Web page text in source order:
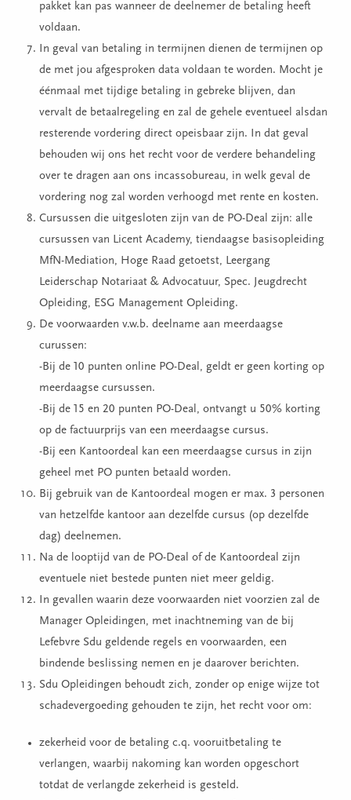
pakket kan pas wanneer de deelnemer de betaling heeft
voldaan.
In geval van betaling in termijnen dienen de termijnen op
de met jou afgesproken data voldaan te worden. Mocht je
éénmaal met tijdige betaling in gebreke blijven, dan
vervalt de betaalregeling en zal de gehele eventueel alsdan
resterende vordering direct opeisbaar zijn. In dat geval
behouden wij ons het recht voor de verdere behandeling
over te dragen aan ons incassobureau, in welk geval de
vordering nog zal worden verhoogd met rente en kosten.
Cursussen die uitgesloten zijn van de PO-Deal zijn: alle
cursussen van Licent Academy, tiendaagse basisopleiding
MfN-Mediation, Hoge Raad getoetst, Leergang
Leiderschap Notariaat & Advocatuur, Spec. Jeugdrecht
Opleiding, ESG Management Opleiding.
De voorwaarden v.w.b. deelname aan meerdaagse
curussen:
-Bij de 10 punten online PO-Deal, geldt er geen korting op
meerdaagse cursussen.
-Bij de 15 en 20 punten PO-Deal, ontvangt u 50% korting
op de factuurprijs van een meerdaagse cursus.
-Bij een Kantoordeal kan een meerdaagse cursus in zijn
geheel met PO punten betaald worden.
Bij gebruik van de Kantoordeal mogen er max. 3 personen
van hetzelfde kantoor aan dezelfde cursus (op dezelfde
dag) deelnemen.
Na de looptijd van de PO-Deal of de Kantoordeal zijn
eventuele niet bestede punten niet meer geldig.
In gevallen waarin deze voorwaarden niet voorzien zal de
Manager Opleidingen, met inachtneming van de bij
Lefebvre Sdu geldende regels en voorwaarden, een
bindende beslissing nemen en je daarover berichten.
Sdu Opleidingen behoudt zich, zonder op enige wijze tot
schadevergoeding gehouden te zijn, het recht voor om:
zekerheid voor de betaling c.q. vooruitbetaling te
verlangen, waarbij nakoming kan worden opgeschort
totdat de verlangde zekerheid is gesteld.